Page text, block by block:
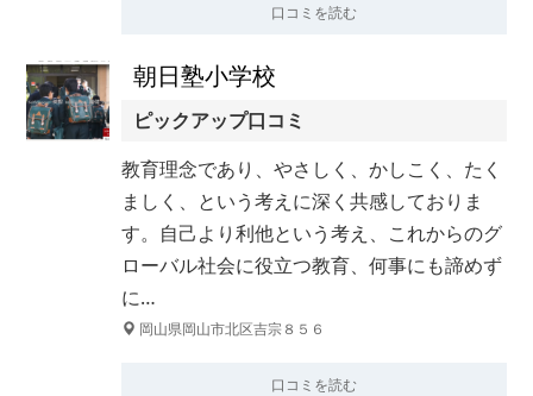
口コミを読む
朝日塾小学校
ピックアップ口コミ
教育理念であり、やさしく、かしこく、たく
ましく、という考えに深く共感しておりま
す。自己より利他という考え、これからのグ
ローバル社会に役立つ教育、何事にも諦めず
に…
岡山県岡山市北区吉宗８５６
口コミを読む